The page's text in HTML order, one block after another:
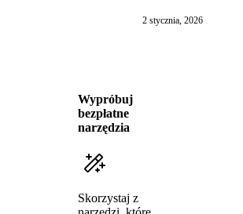
2 stycznia, 2026
Wypróbuj
bezpłatne
narzędzia
Skorzystaj z